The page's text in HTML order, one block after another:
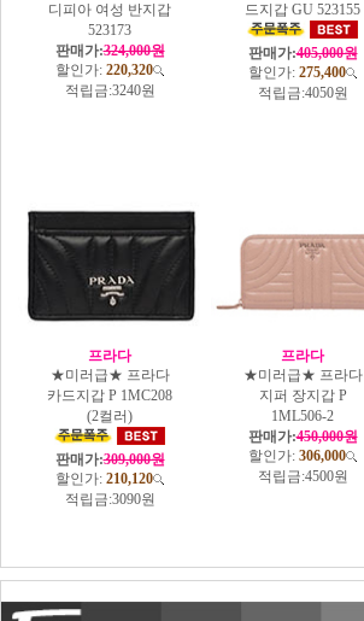
디피아 여성 반지갑
523173
판매가:324,000원
할인가: 220,320
적립금:3240원
드지갑 GU 523155
판매가:405,000원
할인가: 275,400
적립금:4050원
프라다
★미러급★ 프라다
카드지갑 P 1MC208
(2컬러)
판매가:309,000원
할인가: 210,120
적립금:3090원
프라다
★미러급★ 프라다
지퍼 장지갑 P
1ML506-2
판매가:450,000원
할인가: 306,000
적립금:4500원